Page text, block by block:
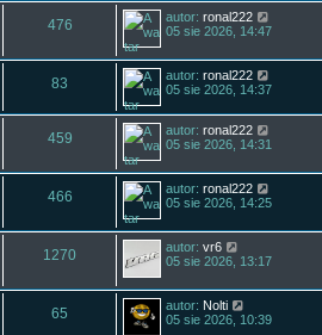
476 autor: ronal222
05 sie 2026, 14:47
83 autor: ronal222
05 sie 2026, 14:37
459 autor: ronal222
05 sie 2026, 14:31
466 autor: ronal222
05 sie 2026, 14:25
1270 autor: vr6
05 sie 2026, 13:17
65 autor: Nolti
05 sie 2026, 10:39